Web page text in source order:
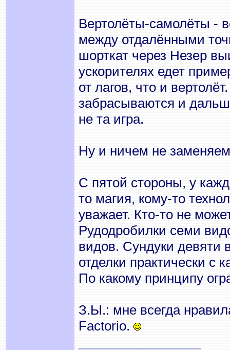
Вертолёты-самолёты -
между отдалёнными
шорткат через Незер
ускорителях едет
от лагов, что и
забрасываются и
не та игра.
Ну и ничем не
С пятой стороны, у
то магия, кому-то
уважает. Кто-то не
Рудодробилки семи
видов. Сундуки девяти
отделки практически с
По какому принципу
З.Ы.: мне всегда
Factorio.